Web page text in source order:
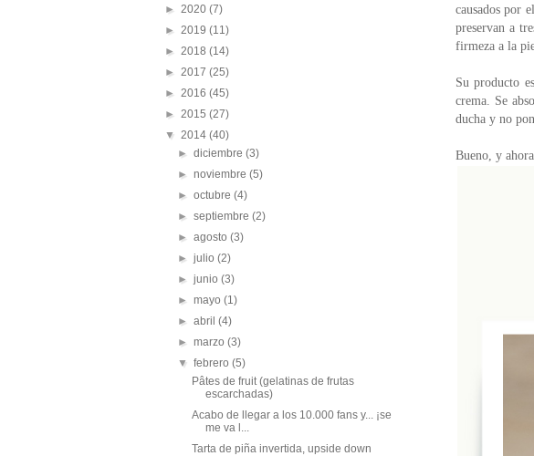
causados por
preservan a
firmeza a la
Su producto
crema. Se
ducha y no
Bueno, y
► 2020 (7)
► 2019 (11)
► 2018 (14)
► 2017 (25)
► 2016 (45)
► 2015 (27)
▼ 2014 (40)
►diciembre(3)
►noviembre(5)
►octubre(4)
►septiembre(2)
►agosto(3)
►julio(2)
►junio(3)
►mayo(1)
►abril(4)
►marzo(3)
▼febrero(5)
Pâtes de fruit (gelatinas de frutas
escarchadas)
Acabo de llegar a los 10.000 fans y... ¡se
me va l...
Tarta de piña invertida, upside down